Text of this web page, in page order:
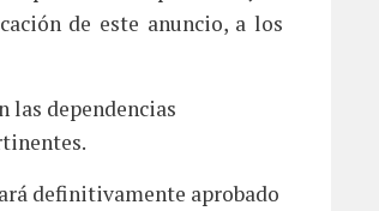
de este anuncio, a los
las dependencias
definitivamente aprobado